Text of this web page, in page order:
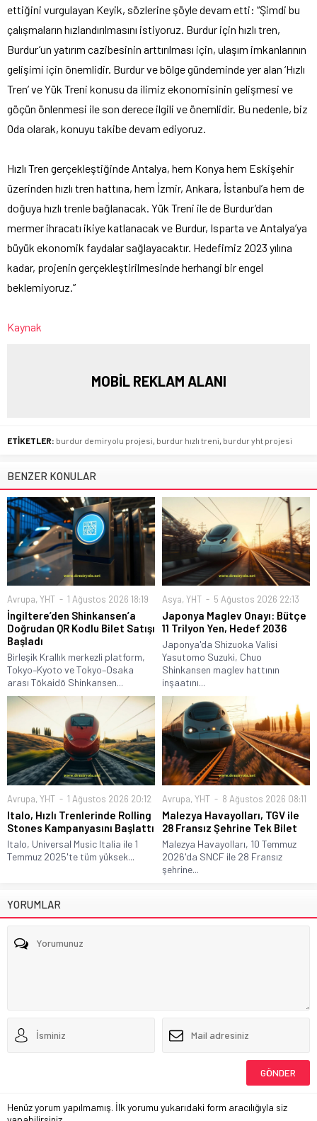
ettiğini vurgulayan Keyik, sözlerine şöyle devam etti: “Şimdi bu
çalışmaların hızlandırılmasını istiyoruz. Burdur için hızlı tren,
Burdur’un yatırım cazibesinin arttırılması için, ulaşım imkanlarının
gelişimi için önemlidir. Burdur ve bölge gündeminde yer alan ‘Hızlı
Tren’ ve Yük Treni konusu da ilimiz ekonomisinin gelişmesi ve
göçün önlenmesi ile son derece ilgili ve önemlidir. Bu nedenle, biz
Oda olarak, konuyu takibe devam ediyoruz.
Hızlı Tren gerçekleştiğinde Antalya, hem Konya hem Eskişehir
üzerinden hızlı tren hattına, hem İzmir, Ankara, İstanbul’a hem de
doğuya hızlı trenle bağlanacak. Yük Treni ile de Burdur’dan
mermer ihracatı ikiye katlanacak ve Burdur, Isparta ve Antalya’ya
büyük ekonomik faydalar sağlayacaktır. Hedefimiz 2023 yılına
kadar, projenin gerçekleştirilmesinde herhangi bir engel
beklemiyoruz.”
Kaynak
MOBİL REKLAM ALANI
ETİKETLER: burdur demiryolu projesi, burdur hızlı treni, burdur yht projesi
BENZER KONULAR
Avrupa, YHT 1 Ağustos 2026 18:19
İngiltere’den Shinkansen’a
Doğrudan QR Kodlu Bilet Satışı
Başladı
Birleşik Krallık merkezli platform,
Tokyo–Kyoto ve Tokyo–Osaka
arası Tōkaidō Shinkansen...
Asya, YHT 5 Ağustos 2026 22:13
Japonya Maglev Onayı: Bütçe
11 Trilyon Yen, Hedef 2036
Japonya'da Shizuoka Valisi
Yasutomo Suzuki, Chuo
Shinkansen maglev hattının
inşaatını...
Avrupa, YHT 1 Ağustos 2026 20:12
Italo, Hızlı Trenlerinde Rolling
Stones Kampanyasını Başlattı
Italo, Universal Music Italia ile 1
Temmuz 2025'te tüm yüksek...
Avrupa, YHT 8 Ağustos 2026 08:11
Malezya Havayolları, TGV ile
28 Fransız Şehrine Tek Bilet
Malezya Havayolları, 10 Temmuz
2026'da SNCF ile 28 Fransız
şehrine...
YORUMLAR
Henüz yorum yapılmamış. İlk yorumu yukarıdaki form aracılığıyla siz